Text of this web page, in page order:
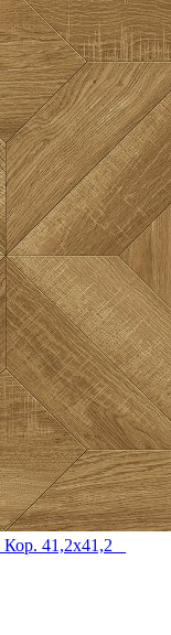
41,2x41,2 _